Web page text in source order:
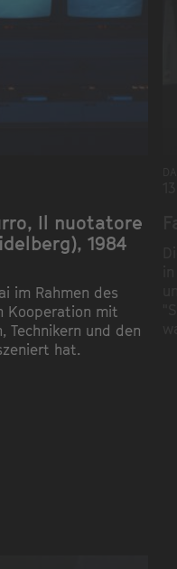
Il nuotatore
1984
im Rahmen des
Kooperation mit
Technikern und den
hat.